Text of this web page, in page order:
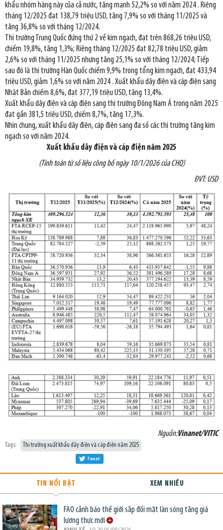
khẩu nhóm hàng này của cả nước, tăng mạnh 52,2% so với năm 2024 . Riêng
tháng 12/2025 đạt 138,79 triệu USD, tăng 7,9% so với tháng 11/2025 và
tăng 36,8% so với tháng 12/2024.
Thị trường Trung Quốc đứng thứ 2 về kim ngạch, đạt trên 868,26 triệu USD,
chiếm 19,8%, tăng 1,3%; Riêng tháng 12/2025 đạt 82,78 triệu USD, giảm
2,6% so với tháng 11/2025 nhưng tăng 25,1% so với tháng 12/2024; Tiếp
sau đó là thị trường Hàn Quốc chiếm 9,9% trong tổng kim ngạch, đạt 433,94
triệu USD, giảm 1,6% so với năm 2024 . Xuất khẩu dây điện và cáp điện sang
Nhật Bản chiếm 8,6%, đạt 377,19 triệu USD, tăng 13,4%.
Xuất khẩu dây điện và cáp điện sang thị trường Đông Nam Á trong năm 2025
đạt gần 381,5 triệu USD, chiếm 8,7%, tăng 17,3%.
Nhìn chung, xuất khẩu dây điện, cáp điện sang đa số các thị trường tăng kim
ngạch so với năm 2024.
Xuất khẩu dây điện và cáp điện năm 2025
(Tính toán từ số liệu công bố ngày 10/1/2026 của CHQ)
ĐVT: USD
Nguồn:Vinanet/VITIC
Tags: Thị trường xuất khẩu dây điện và cáp điện năm 2025
Tweet
TIN NỔI BẬT XEM NHIỀU
FAO cảnh báo thế giới sắp đối mặt làn sóng tăng giá
lương thực mới